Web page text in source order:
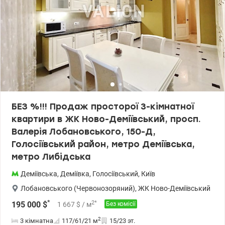
БЕЗ %!!! Продаж просторої 3-кімнатної
квартири в ЖК Ново-Деміївський, просп.
Валерія Лобановського, 150-Д,
Голосіївський район, метро Деміївська,
метро Либідська
Деміївська, Деміївка, Голосіївський, Київ
Лобановського (Червонозоряний), ЖК Ново-Деміївський
195 000 $* 1 667 $ / м2* Без комісії
3 кімнатна 117/61/21 м2 15/23 эт.